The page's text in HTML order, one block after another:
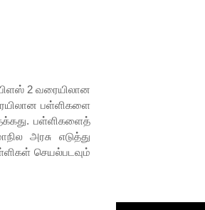
பிளஸ் 2 வரையிலான
பள்ளிகளை
பள்ளிகளைத்
அரசு எடுத்து
செயல்படவும்